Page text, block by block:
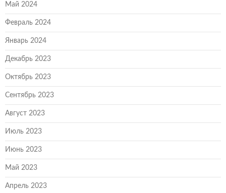
Май 2024
Февраль 2024
Январь 2024
Декабрь 2023
Октябрь 2023
Сентябрь 2023
Август 2023
Июль 2023
Июнь 2023
Май 2023
Апрель 2023